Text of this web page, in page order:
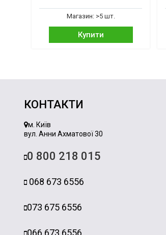
Магазин: >5 шт.
Купити
КОНТАКТИ
м. Київ
вул. Анни Ахматової 30
0 800 218 015
068 673 6556
073 675 6556